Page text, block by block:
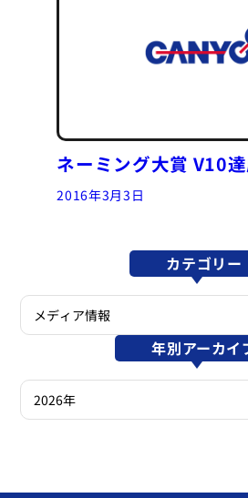
ネーミング大賞 V10
2016年3月3日
カテゴリー
年別アーカイ